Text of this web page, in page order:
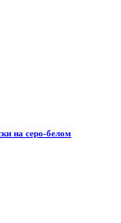
на серо-белом